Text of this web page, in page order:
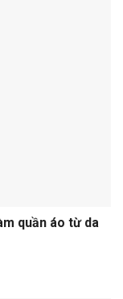
quần áo từ da